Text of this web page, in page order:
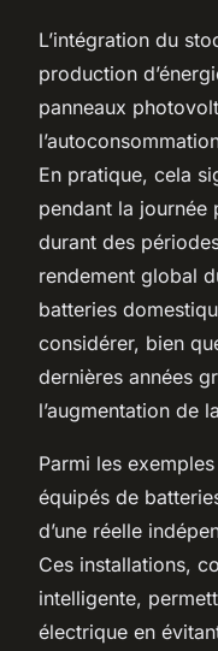
L’intégration du
production
panneaux
En pratique, cela
pendant la journée
durant des
rendement global
batteries
considérer, bien
dernières années
l’augmentation de
Parmi les
équipés de
d’une réelle
Ces installations,
intelligente,
électrique en